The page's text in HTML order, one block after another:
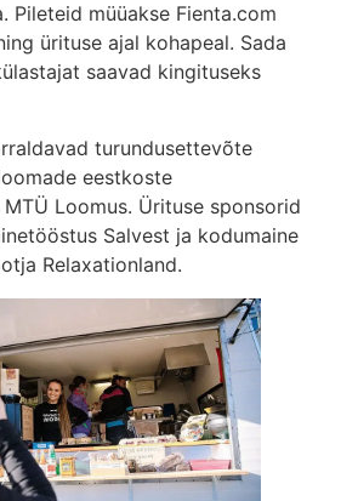
Pileteid müüakse Fienta.com
ürituse ajal kohapeal. Sada
saavad kingituseks
turundusettevõte
eestkoste
Loomus. Ürituse sponsorid
Salvest ja kodumaine
Relaxationland.